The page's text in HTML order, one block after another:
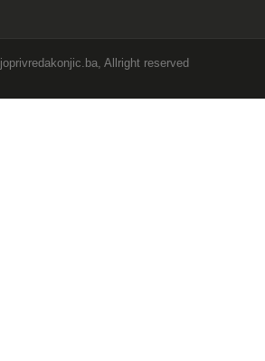
Allright reserved